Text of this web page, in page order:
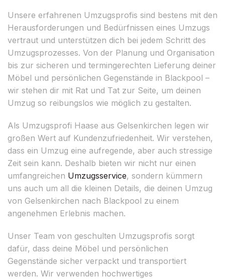
Unsere erfahrenen Umzugsprofis sind bestens mit den
Herausforderungen und Bedürfnissen eines Umzugs
vertraut und unterstützen dich bei jedem Schritt des
Umzugsprozesses. Von der Planung und Organisation
bis zur sicheren und termingerechten Lieferung deiner
Möbel und persönlichen Gegenstände in Blackpool –
wir stehen dir mit Rat und Tat zur Seite, um deinen
Umzug so reibungslos wie möglich zu gestalten.
Als Umzugsprofi Haase aus Gelsenkirchen legen wir
großen Wert auf Kundenzufriedenheit. Wir verstehen,
dass ein Umzug eine aufregende, aber auch stressige
Zeit sein kann. Deshalb bieten wir nicht nur einen
umfangreichen Umzugsservice, sondern kümmern
uns auch um all die kleinen Details, die deinen Umzug
von Gelsenkirchen nach Blackpool zu einem
angenehmen Erlebnis machen.
Unser Team von geschulten Umzugsprofis sorgt
dafür, dass deine Möbel und persönlichen
Gegenstände sicher verpackt und transportiert
werden. Wir verwenden hochwertiges